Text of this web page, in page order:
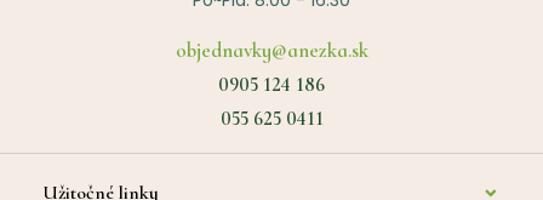
objednavky@anezka.sk
0905 124 186
055 625 0411
Užitočné linky